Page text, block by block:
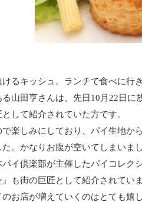
るキッシュ。ランチで食べに行
山田亨さんは、先日10月22日
して紹介されていた方です。
楽しみにしており、パイ生地か
た。かなりお腹が空いてしまいま
パイ倶楽部が主催したパイコレク
』も街の巨匠として紹介されてい
お店が増えていくのはとても嬉